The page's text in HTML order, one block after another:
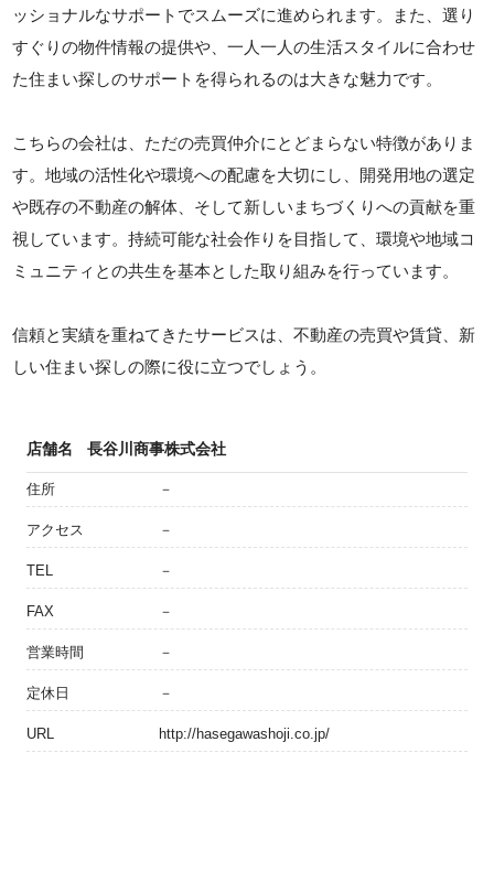
ッショナルなサポートでスムーズに進められます。また、選り
すぐりの物件情報の提供や、一人一人の生活スタイルに合わせ
た住まい探しのサポートを得られるのは大きな魅力です。
こちらの会社は、ただの売買仲介にとどまらない特徴がありま
す。地域の活性化や環境への配慮を大切にし、開発用地の選定
や既存の不動産の解体、そして新しいまちづくりへの貢献を重
視しています。持続可能な社会作りを目指して、環境や地域コ
ミュニティとの共生を基本とした取り組みを行っています。
信頼と実績を重ねてきたサービスは、不動産の売買や賃貸、新
しい住まい探しの際に役に立つでしょう。
店舗名 長谷川商事株式会社
住所 －
アクセス －
TEL －
FAX －
営業時間 －
定休日 －
URL http://hasegawashoji.co.jp/